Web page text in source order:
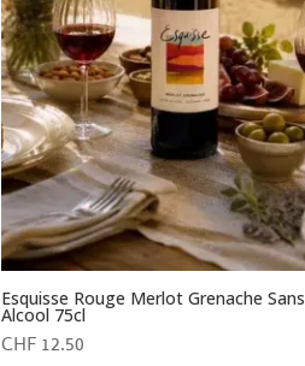
Esquisse Rouge Merlot Grenache Sans
Alcool 75cl
CHF 12.50